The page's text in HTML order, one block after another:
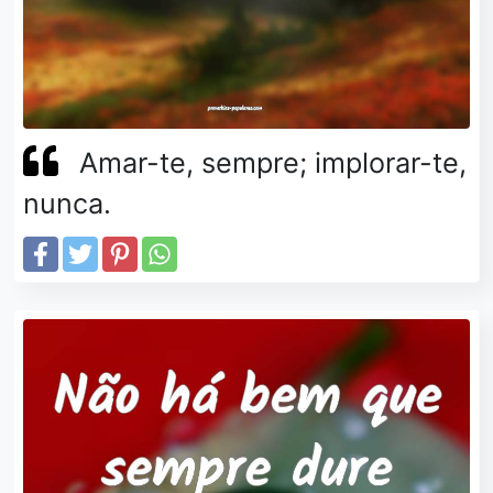
Amar-te, sempre; implorar-te,
nunca.